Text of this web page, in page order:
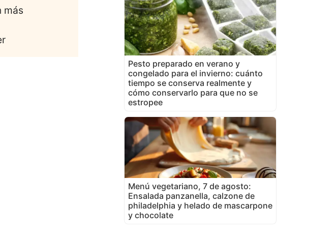
más
Pesto preparado en verano y
congelado para el invierno: cuánto
tiempo se conserva realmente y
cómo conservarlo para que no se
estropee
Menú vegetariano, 7 de agosto:
Ensalada panzanella, calzone de
philadelphia y helado de mascarpone
y chocolate